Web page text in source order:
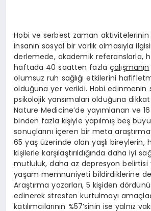
Hobi ve serbest zaman
insanın sosyal bir varlık olmasıyla
derlemede, akademik referanslarla,
haftada 40 saatten fazla çalışmanın
olumsuz ruh sağlığı etkilerini
olduğuna yer verildi. Hobi edinmenin
psikolojik yansımaları olduğuna
Nature Medicine’de yayımlanan ve
binden fazla kişiyle yapılmış beş
sonuçlarını içeren bir meta
65 yaş üzerinde olan yaşlı bireylerin,
kişilerle karşılaştırıldığında daha iyi
mutluluk, daha az depresyon belirtisi
yaşam memnuniyeti bildirdiklerine
Araştırma yazarları, 5 kişiden
edinerek stresten kurtulmayı
katılımcılarının %57’sinin ise yalnız